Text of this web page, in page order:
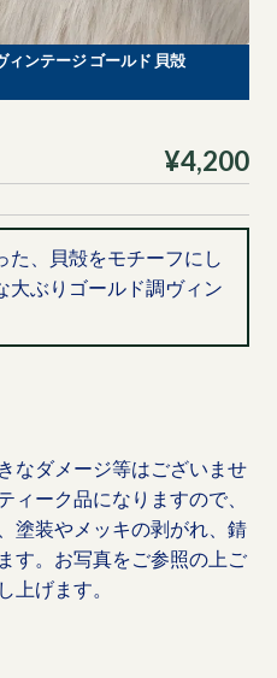
ィンテージ ゴールド 貝殻
¥4,200
た、貝殻をモチーフにし
大ぶりゴールド調ヴィン
なダメージ等はございませ
ィーク品になりますので、
塗装やメッキの剥がれ、錆
す。お写真をご参照の上ご
上げます。